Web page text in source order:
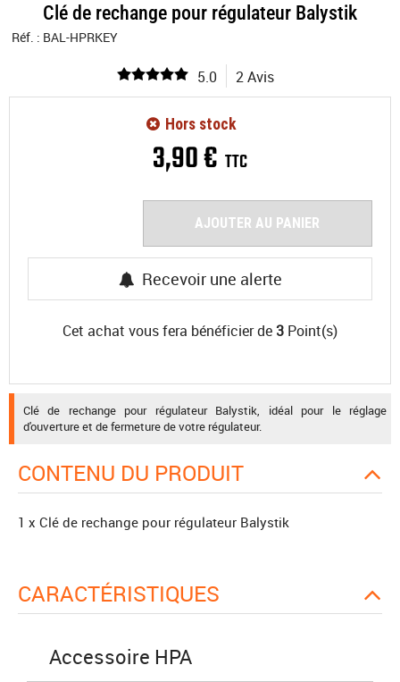
Clé de rechange pour régulateur Balystik
Réf. : BAL-HPRKEY
5.0 2 Avis
3,90€ TTC
Hors stock
AJOUTER AU PANIER
Recevoir une alerte
Cet achat vous fera bénéficier de3 Point(s)
Clé de rechange pour régulateur Balystik, idéal pour le réglage
d'ouverture et de fermeture de votre régulateur.
CONTENU DU PRODUIT
1 x Clé de rechange pour régulateur Balystik
CARACTÉRISTIQUES
Accessoire HPA